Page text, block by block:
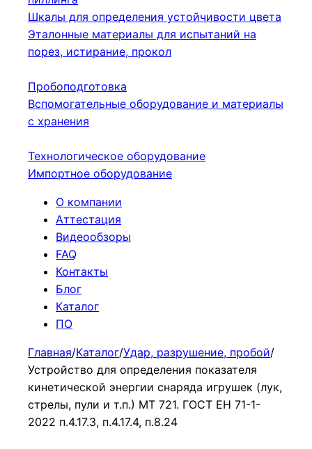
Шкалы для определения устойчивости цвета
Эталонные материалы для испытаний на
порез, истирание, прокол
Пробоподготовка
Вспомогательные оборудование и материалы
с хранения
Технологическое оборудование
Импортное оборудование
О компании
Аттестация
Видеообзоры
FAQ
Контакты
Блог
Каталог
ПО
Главная/Каталог/Удар, разрушение, пробой/
Устройство для определения показателя
кинетической энергии снаряда игрушек (лук,
стрелы, пули и т.п.) МТ 721. ГОСТ ЕН 71-1-
2022 п.4.17.3, п.4.17.4, п.8.24